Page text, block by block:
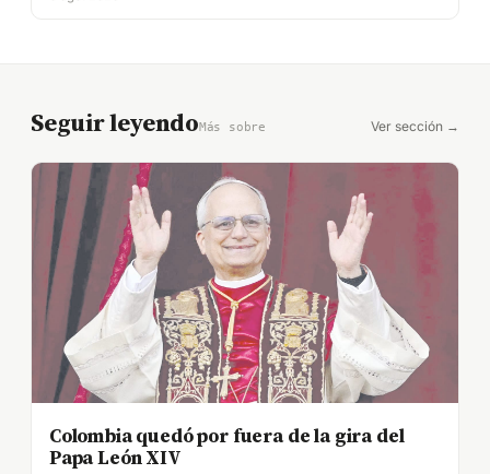
Seguir leyendoMás sobre Ver sección →
Colombia quedó por fuera de la gira del
Papa León XIV